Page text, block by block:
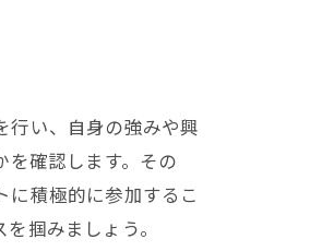
行い、自身の強みや興
確認します。その
積極的に参加するこ
掴みましょう。